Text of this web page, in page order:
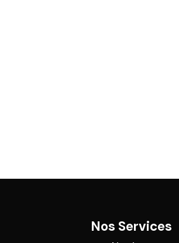
Nos Services